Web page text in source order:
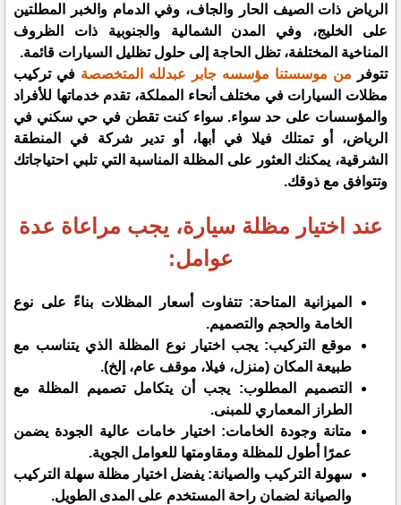
الرياض ذات الصيف الحار والجاف، وفي الدمام والخبر المطلتين
على الخليج، وفي المدن الشمالية والجنوبية ذات الظروف
المناخية المختلفة، تظل الحاجة إلى حلول تظليل السيارات قائمة.
تتوفر من موسستنا مؤسسه جابر عبدلله المتخصصة في تركيب
مظلات السيارات في مختلف أنحاء المملكة، تقدم خدماتها للأفراد
والمؤسسات على حد سواء. سواء كنت تقطن في حي سكني في
الرياض، أو تمتلك فيلا في أبها، أو تدير شركة في المنطقة
الشرقية، يمكنك العثور على المظلة المناسبة التي تلبي احتياجاتك
وتتوافق مع ذوقك.
عند اختيار مظلة سيارة، يجب مراعاة عدة
عوامل:
الميزانية المتاحة: تتفاوت أسعار المظلات بناءً على نوع
الخامة والحجم والتصميم.
موقع التركيب: يجب اختيار نوع المظلة الذي يتناسب مع
طبيعة المكان (منزل، فيلا، موقف عام، إلخ).
التصميم المطلوب: يجب أن يتكامل تصميم المظلة مع
الطراز المعماري للمبنى.
متانة وجودة الخامات: اختيار خامات عالية الجودة يضمن
عمرًا أطول للمظلة ومقاومتها للعوامل الجوية.
سهولة التركيب والصيانة: يفضل اختيار مظلة سهلة التركيب
والصيانة لضمان راحة المستخدم على المدى الطويل.